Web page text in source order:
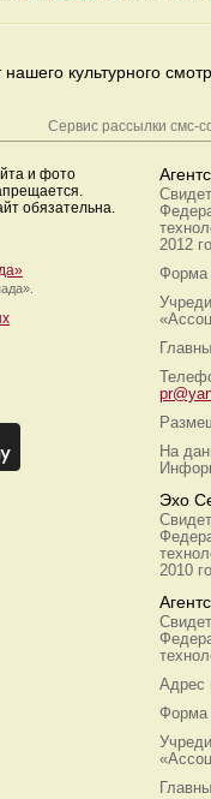
культурного
Сервис рассылки смс-
и фото
обязательна.
2012
Форма
На
Эхо
2010
Адрес
Форма